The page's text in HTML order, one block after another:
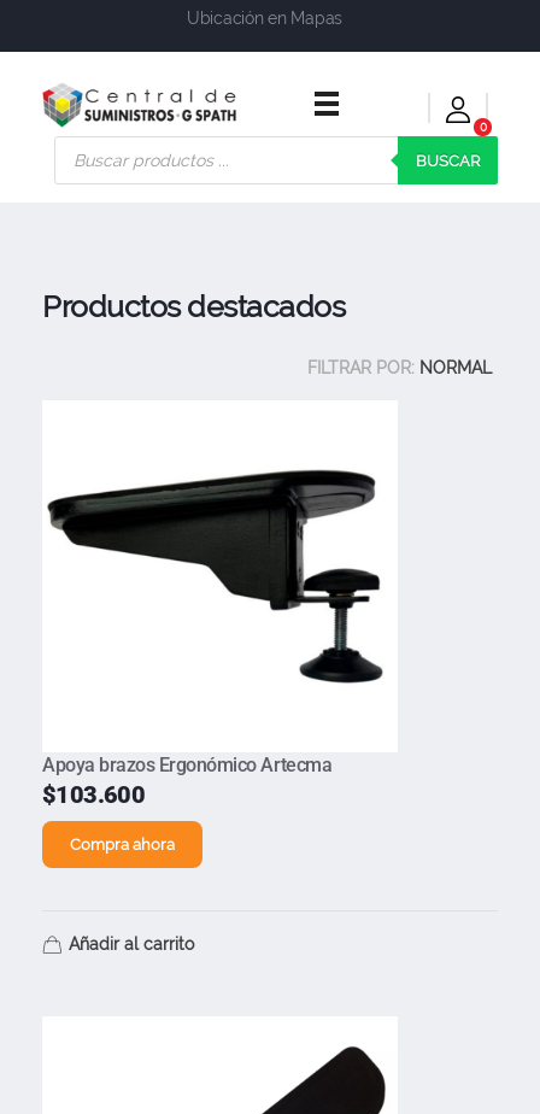
Ubicación en Mapas
Central de Suministros Gspath
Suministros y soluciones integrales para su empresa o negocio
0
BUSCAR
Productos destacados
FILTRAR POR: NORMAL
Apoya brazos Ergonómico Artecma
$103.600
Compra ahora
Añadir al carrito